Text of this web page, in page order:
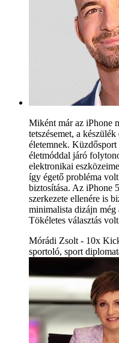
Miként már az iPhone
tetszésemet, a
életemnek. Küzdősport
életmóddal járó
elektronikai
így égető probléma
biztosítása. Az iPhone
szerkezete ellenére is
minimalista dizájn még
Tökéletes választás
Mórádi Zsolt - 10x
sportoló, sport